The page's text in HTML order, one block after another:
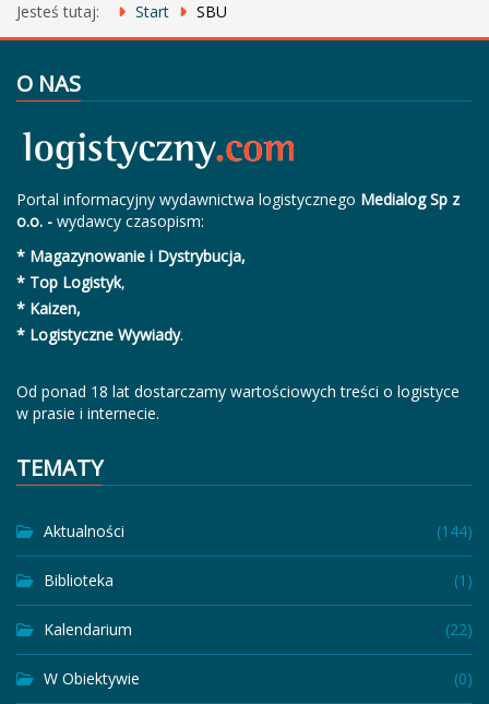
Jesteś tutaj: Start SBU
O NAS
Portal informacyjny wydawnictwa logistycznego Medialog Sp z
o.o. - wydawcy czasopism:
* Magazynowanie i Dystrybucja,
* Top Logistyk,
* Kaizen,
* Logistyczne Wywiady.
Od ponad 18 lat dostarczamy wartościowych treści o logistyce
w prasie i internecie.
TEMATY
Aktualności (144)
Biblioteka (1)
Kalendarium (22)
W Obiektywie (0)